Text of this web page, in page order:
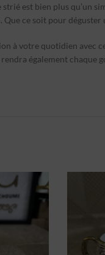
est bien plus qu’un
ce soit pour
à votre quotidien avec
également chaque